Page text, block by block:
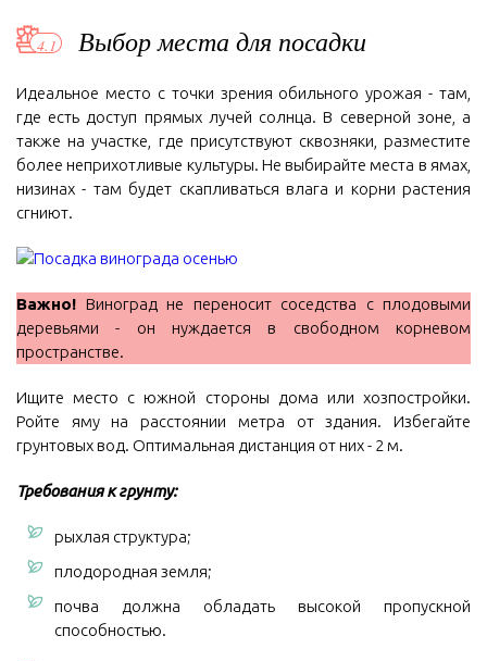
Выбор места для посадки
Идеальное место с точки зрения обильного урожая - там,
где есть доступ прямых лучей солнца. В северной зоне, а
также на участке, где присутствуют сквозняки, разместите
более неприхотливые культуры. Не выбирайте места в ямах,
низинах - там будет скапливаться влага и корни растения
сгниют.
Важно! Виноград не переносит соседства с плодовыми
деревьями - он нуждается в свободном корневом
пространстве.
Ищите место с южной стороны дома или хозпостройки.
Ройте яму на расстоянии метра от здания. Избегайте
грунтовых вод. Оптимальная дистанция от них - 2 м.
Требования к грунту:
рыхлая структура;
плодородная земля;
почва должна обладать высокой пропускной
способностью.